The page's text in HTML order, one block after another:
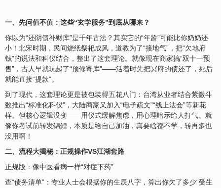
一、先问值不值：这些“玄学服务”到底从哪来？
你以为“还阴债补财库”是千年古法？其实它的“年龄”可能比你奶奶还
小！北宋时期，民间烧纸祭祀成风，道教为了“接地气”，把“欠地府
钱”的说法和科仪结合，整出了这套理论。就像现在商家搞“双十一预
售”，古人早就玩起了“预修寄库”——活着时先把冥府的债还了，死后
就能直接“提款”。
到了现代，这套理论更是被包装得五花八门：台湾从业者结合紫微斗
数推出“标准化科仪”，大陆商家又加入“电子疏文”“线上法会”等新花
样。但核心逻辑没变——用仪式缓解焦虑，用心理暗示给人打气。就
像你考试前转发锦鲤，本质是给自己加油，真要啥都不学，转再多也
没用啊！
二、流程大揭秘：正规操作VS江湖套路
正规版：像中医看病一样“对症下药”
查“债务清单”：专业人士会根据你的生辰八字，算出你欠了多少“受生